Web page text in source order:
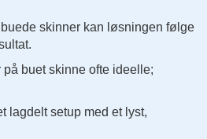
skinner kan løsningen følge
buet skinne ofte ideelle;
lagdelt setup med et lyst,